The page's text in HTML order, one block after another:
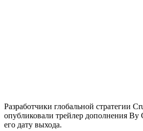
Разработчики глобальной стратегии
опубликовали трейлер дополнения
его дату выхода.